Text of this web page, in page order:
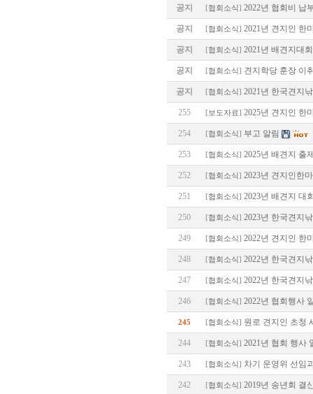
공지 [협회소식] 2022년 협회비 납
공지 [협회소식] 2021년 견지인 한
공지 [협회소식] 2021년 배견지대
공지 [협회소식] 견지학당 훈장 이
공지 [협회소식] 2021년 한국견지
255 [ 보도자료] 2025년 견지인 한
254 [협회소식] 부고 알림
253 [협회소식] 2025년 배견지 출
252 [협회소식] 2023년 견지인한
251 [협회소식] 2023년 배견지 대
250 [협회소식] 2023년 한국견지
249 [협회소식] 2022년 견지인 한
248 [협회소식] 2022년 한국견지
247 [협회소식] 2022년 한국견지
246 [협회소식] 2022년 협회행사
245 [협회소식] 원로 견지인 초청
244 [협회소식] 2021년 협회 행사
243 [협회소식] 차기 운영위 선임
242 [협회소식] 2019년 송년회 결